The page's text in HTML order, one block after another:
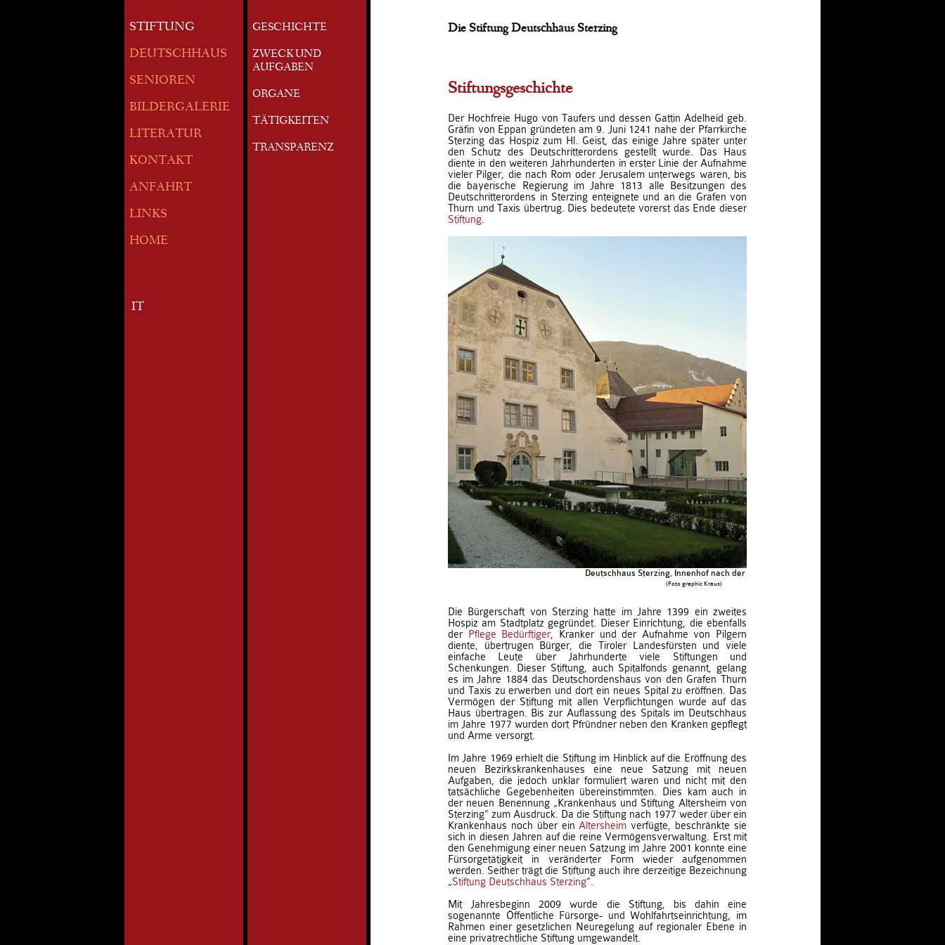
STIFTUNG
DEUTSCHHAUS
SENIOREN
BILDERGALERIE
LITERATUR
KONTAKT
ANFAHRT
LINKS
HOME
IT
GESCHICHTE
ZWECK UND
AUFGABEN
ORGANE
TÄTIGKEITEN
TRANSPARENZ
Die Stiftung Deutschhaus Sterzing
Stiftungsgeschichte
Der Hochfreie Hugo von Taufers und dessen Gattin Adelheid geb.
Gräfin von Eppan gründeten am 9. Juni 1241 nahe der Pfarrkirche
Sterzing das Hospiz zum Hl. Geist, das einige Jahre später unter
den Schutz des Deutschritterordens gestellt wurde. Das Haus
diente in den weiteren Jahrhunderten in erster Linie der Aufnahme
vieler Pilger, die nach Rom oder Jerusalem unterwegs waren, bis
die bayerische Regierung im Jahre 1813 alle Besitzungen des
Deutschritterordens in Sterzing enteignete und an die Grafen von
Thurn und Taxis übertrug. Dies bedeutete vorerst das Ende dieser
Stiftung.
Deutschhaus Sterzing, Innenhof nach der Restaurierung
(Foto graphic Kraus)
Die Bürgerschaft von Sterzing hatte im Jahre 1399 ein zweites
Hospiz am Stadtplatz gegründet. Dieser Einrichtung, die ebenfalls
der Pflege Bedürftiger, Kranker und der Aufnahme von Pilgern
diente, übertrugen Bürger, die Tiroler Landesfürsten und viele
einfache Leute über Jahrhunderte viele Stiftungen und
Schenkungen. Dieser Stiftung, auch Spitalfonds genannt, gelang
es im Jahre 1884 das Deutschordenshaus von den Grafen Thurn
und Taxis zu erwerben und dort ein neues Spital zu eröffnen. Das
Vermögen der Stiftung mit allen Verpflichtungen wurde auf das
Haus übertragen. Bis zur Auflassung des Spitals im Deutschhaus
im Jahre 1977 wurden dort Pfründner neben den Kranken gepflegt
und Arme versorgt.
Im Jahre 1969 erhielt die Stiftung im Hinblick auf die Eröffnung des
neuen Bezirkskrankenhauses eine neue Satzung mit neuen
Aufgaben, die jedoch unklar formuliert waren und nicht mit den
tatsächliche Gegebenheiten übereinstimmten. Dies kam auch in
der neuen Benennung „Krankenhaus und Stiftung Altersheim von
Sterzing“ zum Ausdruck. Da die Stiftung nach 1977 weder über ein
Krankenhaus noch über einAltersheim verfügte, beschränkte sie
sich in diesen Jahren auf die reine Vermögensverwaltung. Erst mit
den Genehmigung einer neuen Satzung im Jahre 2001 konnte eine
Fürsorgetätigkeit in veränderter Form wieder aufgenommen
werden. Seither trägt die Stiftung auch ihre derzeitige Bezeichnung
„Stiftung Deutschhaus Sterzing“.
Mit Jahresbeginn 2009 wurde die Stiftung, bis dahin eine
sogenannte Öffentliche Fürsorge- und Wohlfahrtseinrichtung, im
Rahmen einer gesetzlichen Neuregelung auf regionaler Ebene in
eine privatrechtliche Stiftung umgewandelt.